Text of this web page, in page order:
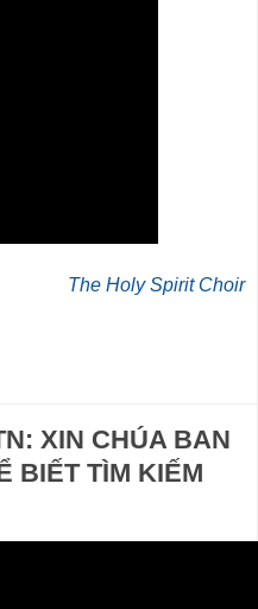
The Holy Spirit Choir
XIN CHÚA BAN
BIẾT TÌM KIẾM